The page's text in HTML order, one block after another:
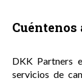
Cuéntenos
DKK Partners
servicios de